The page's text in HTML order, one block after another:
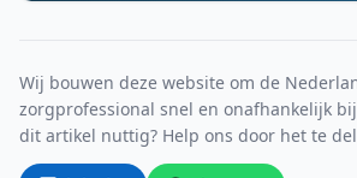
Wij bouwen deze website om de
zorgprofessional snel en onafhankelijk
dit artikel nuttig? Help ons door het te